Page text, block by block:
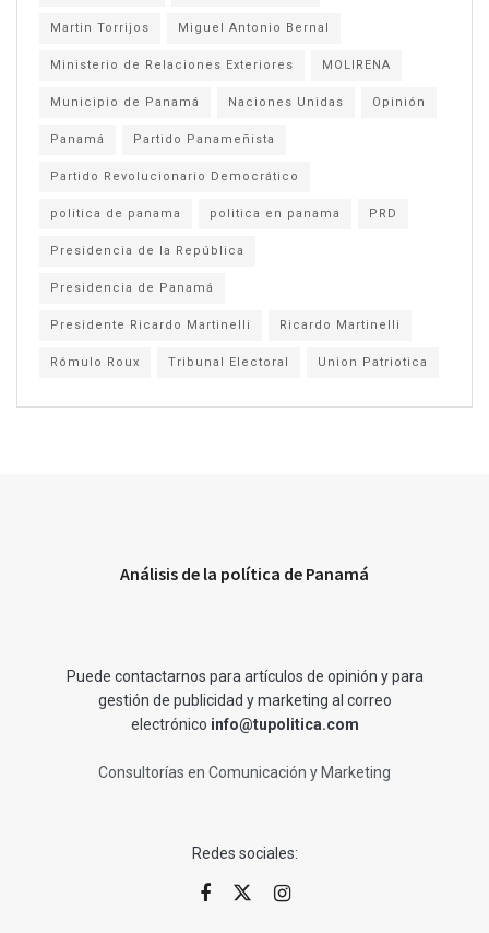
Martin Torrijos Miguel Antonio Bernal
Ministerio de Relaciones Exteriores MOLIRENA
Municipio de Panamá Naciones Unidas Opinión
Panamá Partido Panameñista
Partido Revolucionario Democrático
politica de panama politica en panama PRD
Presidencia de la República
Presidencia de Panamá
Presidente Ricardo Martinelli Ricardo Martinelli
Rómulo Roux Tribunal Electoral Union Patriotica
Análisis de la política de Panamá
Puede contactarnos para artículos de opinión y para
gestión de publicidad y marketing al correo
electrónico info@tupolitica.com
Consultorías en Comunicación y Marketing
Redes sociales: